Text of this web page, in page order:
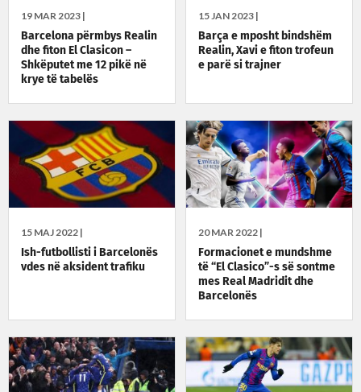
19 MAR 2023 |
Barcelona përmbys Realin
dhe fiton El Clasicon –
Shkëputet me 12 pikë në
krye të tabelës
15 JAN 2023 |
Barça e mposht bindshëm
Realin, Xavi e fiton trofeun
e parë si trajner
15 MAJ 2022 |
Ish-futbollisti i Barcelonës
vdes në aksident trafiku
20 MAR 2022 |
Formacionet e mundshme
të “El Clasico”-s së sontme
mes Real Madridit dhe
Barcelonës